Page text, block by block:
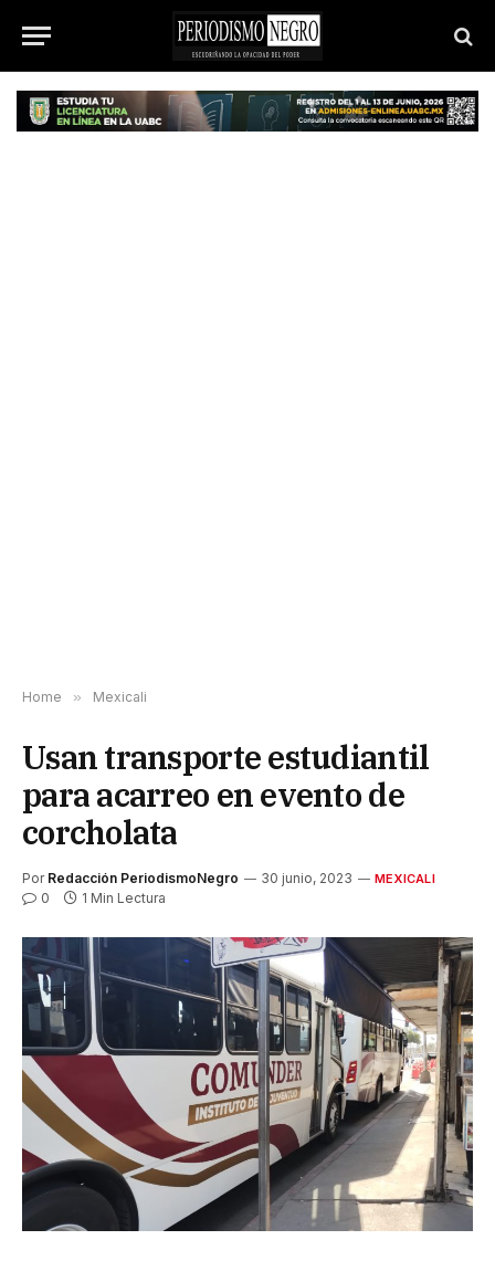
Home » Mexicali
Usan transporte estudiantil
para acarreo en evento de
corcholata
Por Redacción PeriodismoNegro 30 junio, 2023 MEXICALI
0 1 Min Lectura